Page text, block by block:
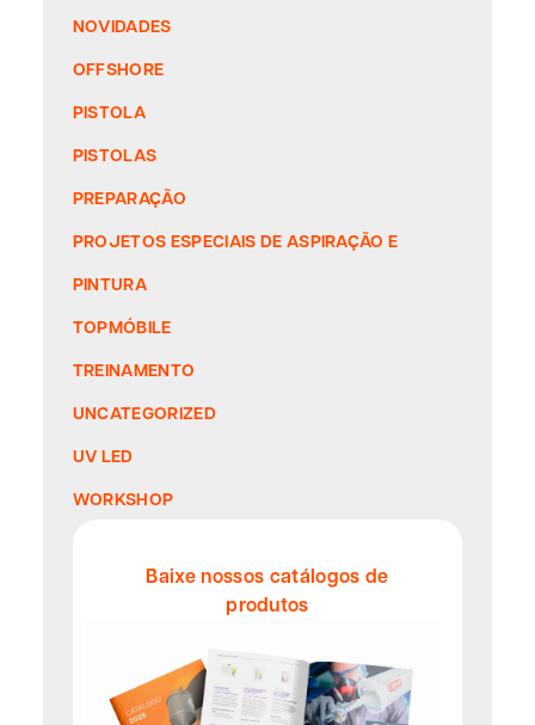
NOVIDADES
OFFSHORE
PISTOLA
PISTOLAS
PREPARAÇÃO
PROJETOS ESPECIAIS DE ASPIRAÇÃO E
PINTURA
TOPMÓBILE
TREINAMENTO
UNCATEGORIZED
UV LED
WORKSHOP
Baixe nossos catálogos de
produtos